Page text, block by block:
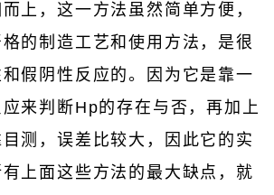
上，这一方法虽然简单方便，
的制造工艺和使用方法，是很
假阴性反应的。因为它是靠一
来判断Hp的存在与否，再加上
测，误差比较大，因此它的实
上面这些方法的最大缺点，就